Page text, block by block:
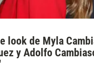
look de Myla
y Adolfo